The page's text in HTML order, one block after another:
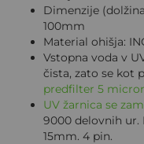
Dimenzije
100mm
Material ohišja:
Vstopna voda v
čista, zato se kot
predfilter 5
UV žarnica se
9000 delovnih ur.
15mm. 4 pin.